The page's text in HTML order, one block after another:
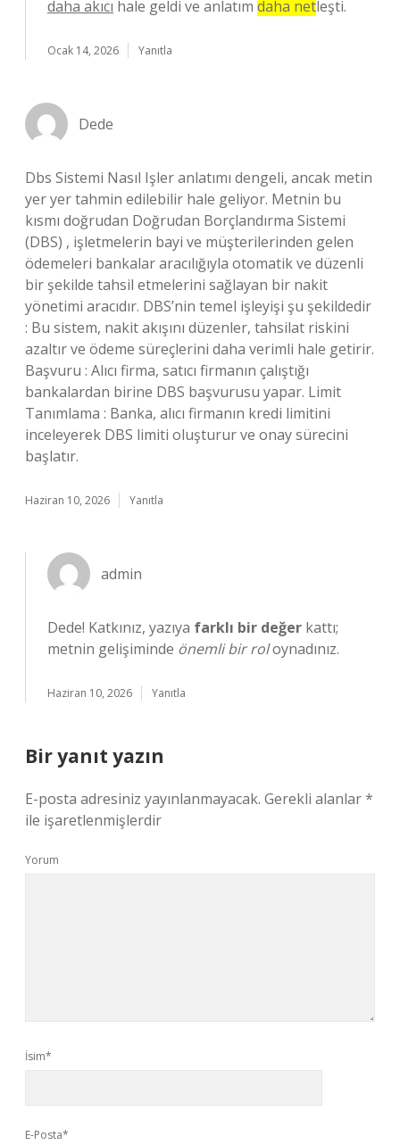
daha akıcı hale geldi ve anlatım daha netleşti.
Ocak 14, 2026 Yanıtla
Dede
Dbs Sistemi Nasıl Işler anlatımı dengeli, ancak metin
yer yer tahmin edilebilir hale geliyor. Metnin bu
kısmı doğrudan Doğrudan Borçlandırma Sistemi
(DBS) , işletmelerin bayi ve müşterilerinden gelen
ödemeleri bankalar aracılığıyla otomatik ve düzenli
bir şekilde tahsil etmelerini sağlayan bir nakit
yönetimi aracıdır. DBS’nin temel işleyişi şu şekildedir
: Bu sistem, nakit akışını düzenler, tahsilat riskini
azaltır ve ödeme süreçlerini daha verimli hale getirir.
Başvuru : Alıcı firma, satıcı firmanın çalıştığı
bankalardan birine DBS başvurusu yapar. Limit
Tanımlama : Banka, alıcı firmanın kredi limitini
inceleyerek DBS limiti oluşturur ve onay sürecini
başlatır.
Haziran 10, 2026 Yanıtla
admin
Dede! Katkınız, yazıya farklı bir değer kattı;
metnin gelişiminde önemli bir roloynadınız.
Haziran 10, 2026 Yanıtla
Bir yanıt yazın
E-posta adresiniz yayınlanmayacak. Gerekli alanlar*
ile işaretlenmişlerdir
Yorum
İsim*
E-Posta*